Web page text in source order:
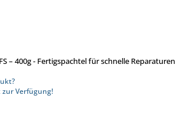
– 400g - Fertigspachtel für schnelle Reparaturen
zur Verfügung!